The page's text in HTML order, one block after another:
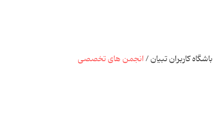
باشگاه کاربران تبیان /انجمن های تخصصی